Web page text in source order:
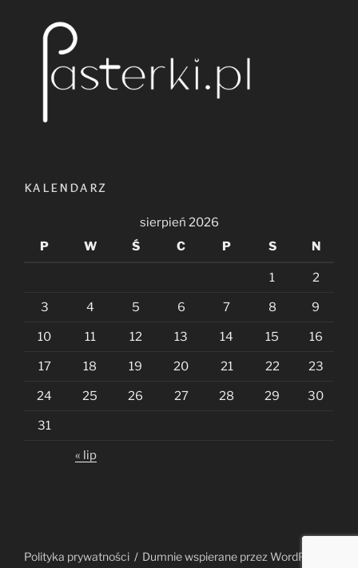
KALENDARZ
sierpień 2026
P
W Ś C P S N
1 2
3 4 5 6 7 8 9
10 11 12 13 14 15 16
17 18 19 20 21 22 23
24 25 26 27 28 29 30
31
« lip
Polityka prywatności Dumnie wspierane przez WordPress